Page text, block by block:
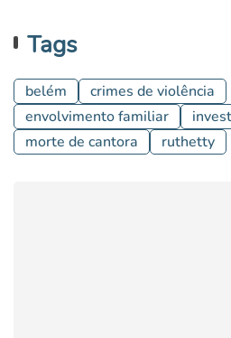
Tags
belém
crimes de violência
envolvimento familiar
morte de cantora
ruthetty